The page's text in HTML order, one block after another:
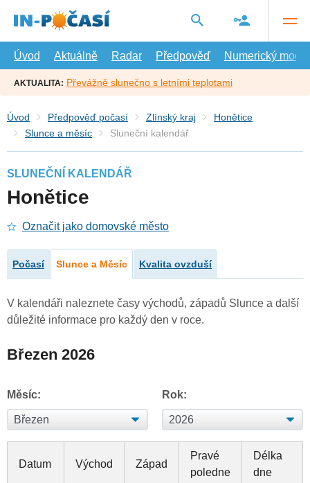
hlavní
Úvod
Aktuálně Radar Předpověď Numerický model
AKTUALITA: Převážně slunečno s letními teplotami
Úvod Předpověď počasí Zlínský kraj
Honětice
Slunce a měsíc
Sluneční kalendář
SLUNEČNÍ KALENDÁŘ
Honětice
Označit jako domovské město
Počasí Slunce a Měsíc Kvalita ovzduší
V kalendáři naleznete časy východů, západů Slunce a další
důležité informace pro každý den v roce.
Březen 2026
Měsíc: Rok:
Datum Východ Západ
Pravé
poledne
Délka
dne